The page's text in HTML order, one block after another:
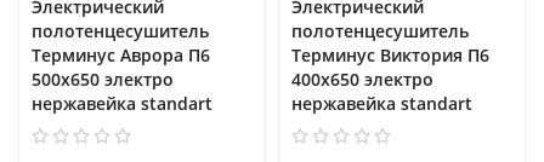
Электрический
полотенцесушитель
Терминус Аврора П6
500х650 электро
нержавейка standart
Электрический
полотенцесушитель
Терминус Виктория П6
400х650 электро
нержавейка standart